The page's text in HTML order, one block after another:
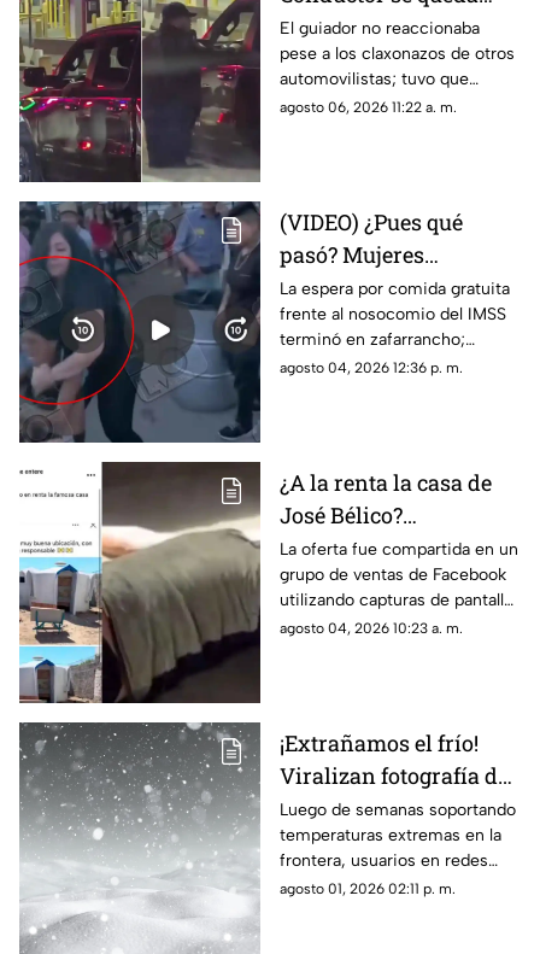
dormido en la fila del
puente libre y se
viraliza en Ciudad
Juárez
El guiador no reaccionaba
pese a los claxonazos de otros
automovilistas; tuvo que
intervenir un agente de CBP
agosto 06, 2026 11:22 a. m.
(VIDEO) ¿Pues qué
pasó? Mujeres
protagonizan peculiar
riña con jalones de
cabello en fila de
burritos y desatan
La espera por comida gratuita
frente al nosocomio del IMSS
terminó en zafarrancho;
testigos tuvieron que
agosto 04, 2026 12:36 p. m.
¿A la renta la casa de
José Bélico?
Publicación en redes
desata diversas
opiniones en Ciudad
Juárez
La oferta fue compartida en un
grupo de ventas de Facebook
utilizando capturas de pantalla
tomadas del canal Unique
agosto 04, 2026 10:23 a. m.
¡Extrañamos el frío!
Viralizan fotografía del
Cerro de la Biblia con
nieve tras días con más
de 40 grados en Juárez
Luego de semanas soportando
temperaturas extremas en la
frontera, usuarios en redes
sociales añoran las nevadas de
agosto 01, 2026 02:11 p. m.